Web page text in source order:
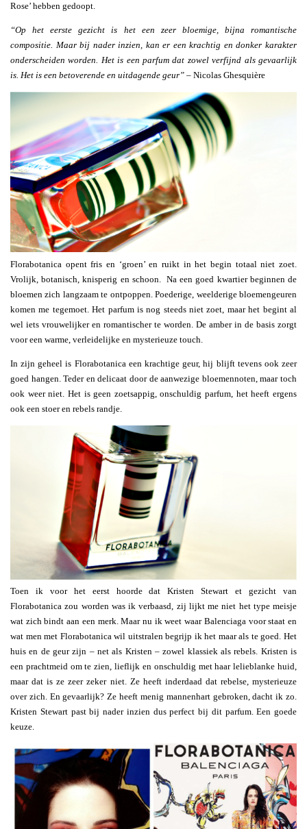
Rose’ hebben gedoopt.
“Op het eerste gezicht is het een zeer bloemige, bijna romantische
compositie. Maar bij nader inzien, kan er een krachtig en donker karakter
onderscheiden worden. Het is een parfum dat zowel verfijnd als gevaarlijk
is. Het is een betoverende en uitdagende geur” – Nicolas Ghesquière
Florabotanica opent fris en ‘groen’ en ruikt in het begin totaal niet zoet.
Vrolijk, botanisch, knisperig en schoon. Na een goed kwartier beginnen de
bloemen zich langzaam te ontpoppen. Poederige, weelderige bloemengeuren
komen me tegemoet. Het parfum is nog steeds niet zoet, maar het begint al
wel iets vrouwelijker en romantischer te worden. De amber in de basis zorgt
voor een warme, verleidelijke en mysterieuze touch.
In zijn geheel is Florabotanica een krachtige geur, hij blijft tevens ook zeer
goed hangen. Teder en delicaat door de aanwezige bloemennoten, maar toch
ook weer niet. Het is geen zoetsappig, onschuldig parfum, het heeft ergens
ook een stoer en rebels randje.
Toen ik voor het eerst hoorde dat Kristen Stewart et gezicht van
Florabotanica zou worden was ik verbaasd, zij lijkt me niet het type meisje
wat zich bindt aan een merk. Maar nu ik weet waar Balenciaga voor staat en
wat men met Florabotanica wil uitstralen begrijp ik het maar als te goed. Het
huis en de geur zijn – net als Kristen – zowel klassiek als rebels. Kristen is
een prachtmeid om te zien, lieflijk en onschuldig met haar lelieblanke huid,
maar dat is ze zeer zeker niet. Ze heeft inderdaad dat rebelse, mysterieuze
over zich. En gevaarlijk? Ze heeft menig mannenhart gebroken, dacht ik zo.
Kristen Stewart past bij nader inzien dus perfect bij dit parfum. Een goede
keuze.